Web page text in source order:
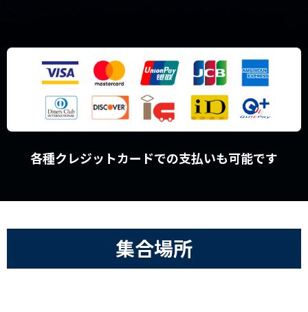
各種クレジットカードでの支払いも可能です
集合場所